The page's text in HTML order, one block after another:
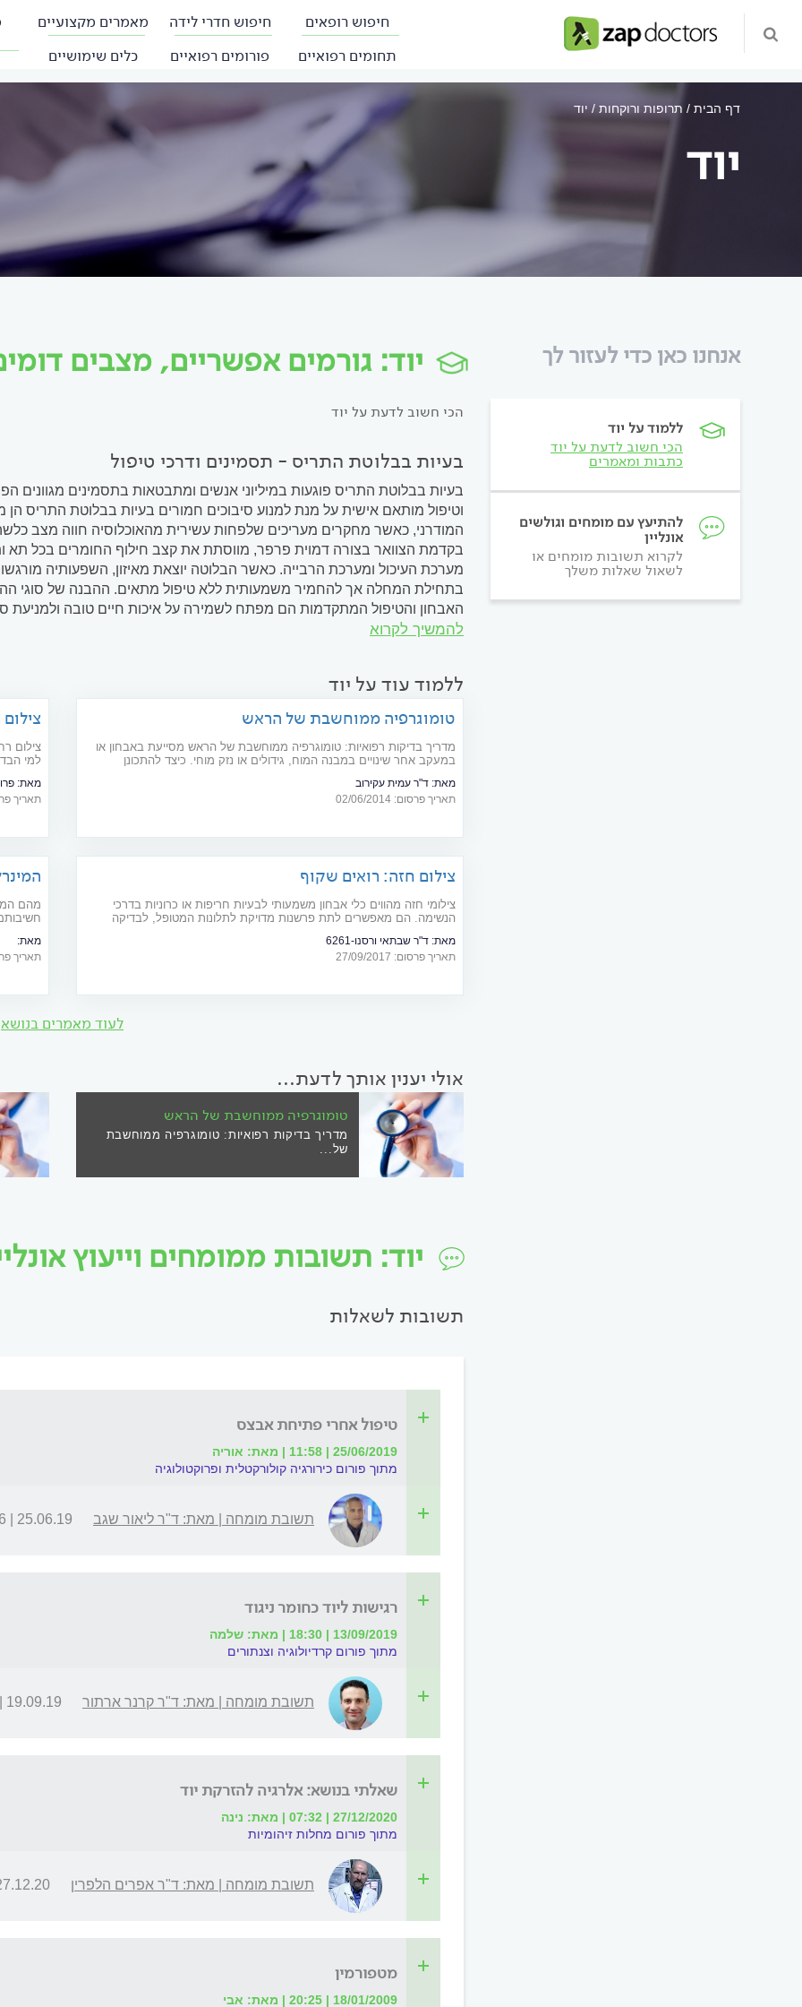
חיפוש רופאים חיפוש חדרי לידה מאמרים מקצועיים
תחומים רפואיים
פורומים רפואיים כלים שימושיים
דף הבית תרופות ורוקחות יוד
יוד
אנחנו כאן כדי לעזור לך
ללמוד על יוד
הכי חשוב לדעת על יוד
כתבות ומאמרים
להתיעץ עם מומחים וגולשים
אונליין
לקרוא תשובות מומחים או
לשאול שאלות משלך
יוד: גורמים אפשריים, מצבים
הכי חשוב לדעת על יוד
בעיות בבלוטת התריס - תסמינים ודרכי טיפול
בעיות בבלוטת התריס פוגעות במיליוני אנשים ומתבטאות בתסמינים מגוונים
וטיפול מותאם אישית על מנת למנוע סיבוכים חמורים בעיות בבלוטת התריס הן
המודרני, כאשר מחקרים מעריכים שלפחות עשירית מהאוכלוסיה חווה מצב
בקדמת הצוואר בצורה דמוית פרפר, מווסתת את קצב חילוף החומרים בכל תא
מערכת העיכול ומערכת הרבייה. כאשר הבלוטה יוצאת מאיזון, השפעותיה
בתחילת המחלה אך להחמיר משמעותית ללא טיפול מתאים. ההבנה של סוגי
האבחון והטיפול המתקדמות הם מפתח לשמירה על איכות חיים טובה ולמניעת
חשיבותה למערכות הגוף? בלוטת התריס ממוקמת...
להמשיך לקרוא
ללמוד עוד על יוד
טומוגרפיה ממוחשבת של הראש
מדריך בדיקות רפואיות: טומוגרפיה ממוחשבת של הראש מסייעת באבחון או
במעקב אחר שינויים במבנה המוח, גידולים או נזק מוחי. כיצד להתכונן
מאת: ד"ר עמית עקירוב
תאריך פרסום: 02/06/2014
צילום
למי
מאת:
תאריך פרסום:
צילום חזה: רואים שקוף
צילומי חזה מהווים כלי אבחון משמעותי לבעיות חריפות או כרוניות בדרכי
הנשימה. הם מאפשרים לתת פרשנות מדויקת לתלונות המטופל, לבדיקה
מאת: ד"ר שבתאי ורסנו-6261
תאריך פרסום: 27/09/2017
מאת:
תאריך פרסום:
לעוד מאמרים בנושא
אולי יענין אותך לדעת...
טומוגרפיה ממוחשבת של הראש
מדריך בדיקות רפואיות: טומוגרפיה ממוחשבת
של...
יוד: תשובות ממומחים וייעוץ
תשובות לשאלות
טיפול אחרי פתיחת אבצס
25/06/2019 | 11:58 | מאת: אוריה
מתוך פורום כירורגיה קולורקטלית ופרוקטולוגיה
תשובת מומחה | מאת: ד"ר ליאור שגב 25.06.19 | 16:16
רגישות ליוד כחומר ניגוד
13/09/2019 | 18:30 | מאת: שלמה
מתוך פורום קרדיולוגיה וצנתורים
תשובת מומחה | מאת: ד"ר קרנר ארתור 19.09.19 | 09:17
שאלתי בנושא: אלרגיה להזרקת יוד
27/12/2020 | 07:32 | מאת: נינה
מתוך פורום מחלות זיהומיות
תשובת מומחה | מאת: ד"ר אפרים הלפרין | 10:50
מטפורמין
18/01/2009 | 20:25 | מאת: אבי